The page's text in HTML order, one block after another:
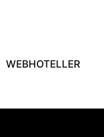
WEBHOTELLER